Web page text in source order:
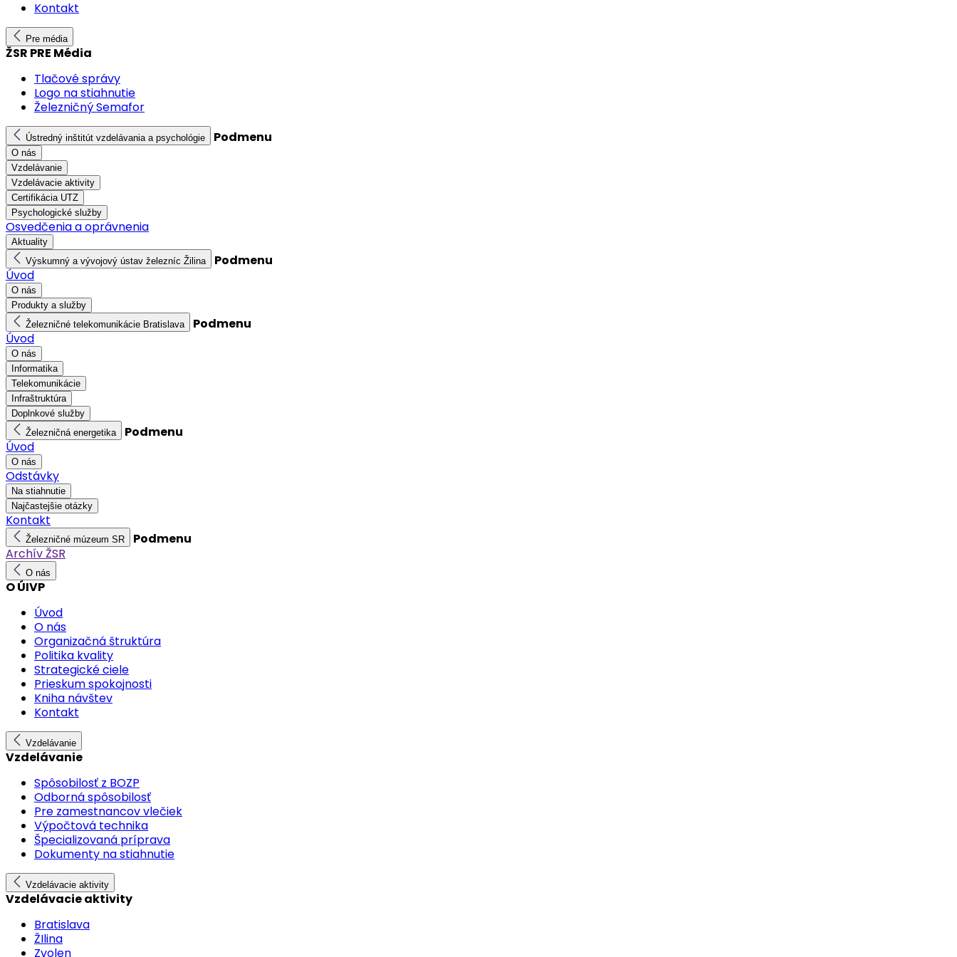
Kontakt
Pre média
ŽSR PRE Média
Tlačové správy
Logo na stiahnutie
Železničný Semafor
Ústredný inštitút vzdelávania a psychológie Podmenu
O nás
Vzdelávanie
Vzdelávacie aktivity
Certifikácia UTZ
Psychologické služby
Osvedčenia a oprávnenia
Aktuality
Výskumný a vývojový ústav železníc Žilina
Podmenu
Úvod
O nás
Produkty a služby
Železničné telekomunikácie Bratislava
Podmenu
Úvod
O nás
Informatika
Telekomunikácie
Infraštruktúra
Doplnkové služby
Železničná energetika
Podmenu
Úvod
O nás
Odstávky
Na stiahnutie
Najčastejšie otázky
Kontakt
Železničné múzeum SR
Podmenu
Archív ŽSR
O nás
O ÚIVP
Úvod
O nás
Organizačná štruktúra
Politika kvality
Strategické ciele
Prieskum spokojnosti
Kniha návštev
Kontakt
Vzdelávanie
Vzdelávanie
Spôsobilosť z BOZP
Odborná spôsobilosť
Pre zamestnancov vlečiek
Výpočtová technika
Špecializovaná príprava
Dokumenty na stiahnutie
Vzdelávacie aktivity
Vzdelávacie aktivity
Bratislava
ŽIlina
Zvolen